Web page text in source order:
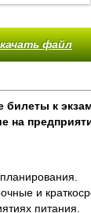
файл
билеты к
на
и
питания.